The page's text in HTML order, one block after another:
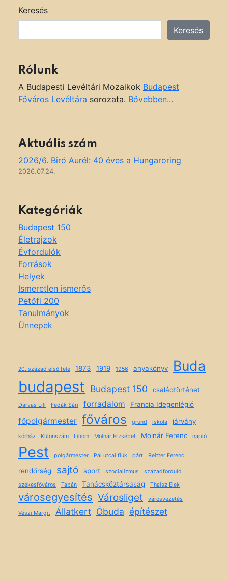
Keresés
Keresés
Rólunk
A Budapesti Levéltári Mozaikok Budapest
Főváros Levéltára sorozata. Bővebben...
Aktuális szám
2026/6. Biró Aurél: 40 éves a Hungaroring
2026.07.24.
Kategóriák
Budapest 150
Életrajzok
Évfordulók
Források
Helyek
Ismeretlen ismerős
Petőfi 200
Tanulmányok
Ünnepek
20. század első fele 1873 1919 1956 anyakönyv Buda
budapest Budapest 150 családtörténet
Darvas Lili Fedák Sári forradalom Francia Idegenlégió
főpolgármester főváros grund iskola járvány
kórház Különszám Liliom Molnár Erzsébet Molnár Ferenc napló
Pest polgármester Pál utcai fiúk párt Reitter Ferenc
rendőrség sajtó sport szocializmus
századforduló
székesfőváros
Tabán Tanácsköztársaság Thaisz Elek
városegyesítés Városliget városvezetés
Vészi Margit Állatkert Óbuda építészet